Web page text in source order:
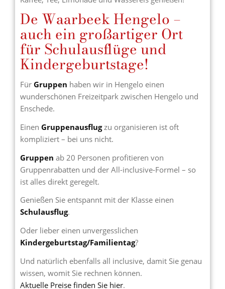
De Waarbeek Hengelo –
auch ein großartiger Ort
für Schulausflüge und
Kindergeburtstage!
Für Gruppen haben wir in Hengelo einen
wunderschönen Freizeitpark zwischen Hengelo und
Enschede.
Einen Gruppenausflugzu organisieren ist oft
kompliziert – bei uns nicht.
Gruppen ab 20 Personen profitieren von
Gruppenrabatten und der All-inclusive-Formel – so
ist alles direkt geregelt.
Genießen Sie entspannt mit der Klasse einen
Schulausflug.
Oder lieber einen unvergesslichen
Kindergeburtstag/Familientag?
Und natürlich ebenfalls all inclusive, damit Sie genau
wissen, womit Sie rechnen können.
Aktuelle Preise finden Sie hier.